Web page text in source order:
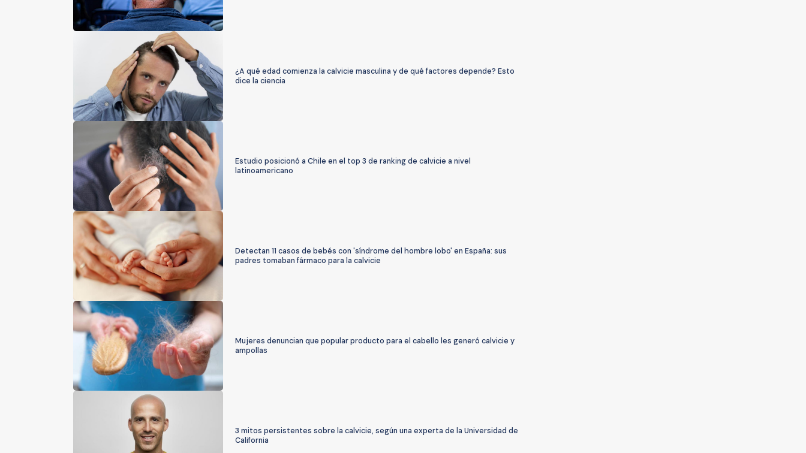
¿A qué edad comienza la calvicie masculina y de qué factores depende? Esto
dice la ciencia
Estudio posicionó a Chile en el top 3 de ranking de calvicie a nivel
latinoamericano
Detectan 11 casos de bebés con 'síndrome del hombre lobo' en España: sus
padres tomaban fármaco para la calvicie
Mujeres denuncian que popular producto para el cabello les generó calvicie y
ampollas
3 mitos persistentes sobre la calvicie, según una experta de la Universidad de
California